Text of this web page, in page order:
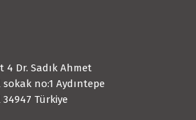
4 Dr. Sadık Ahmet
no:1 Aydıntepe
Türkiye